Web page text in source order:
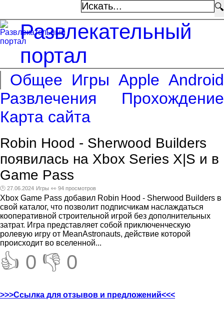
🔍
Развлекательный
портал
Общее Игры Apple Android
Развлечения
Прохождение
Карта сайта
Robin Hood - Sherwood Builders
появилась на Xbox Series X|S и в
Game Pass
🕑 27.06.2024 Игры 👀 94 просмотров
Xbox Game Pass добавил Robin Hood - Sherwood Builders в
свой каталог, что позволит подписчикам наслаждаться
кооперативной строительной игрой без дополнительных
затрат. Игра представляет собой приключенческую
ролевую игру от MeanAstronauts, действие которой
происходит во вселенной...
👍 0 👎 0
>>>Ссылка для отзывов и предложений<<<